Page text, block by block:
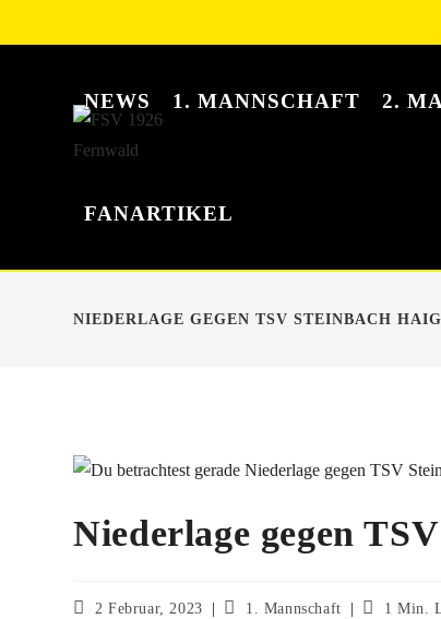
NEWS 1. MANNSCHAFT 2.
FANARTIKEL
NIEDERLAGE GEGEN TSV STEINBACH
Niederlage gegen
2 Februar, 2023 1. Mannschaft 1 Min.